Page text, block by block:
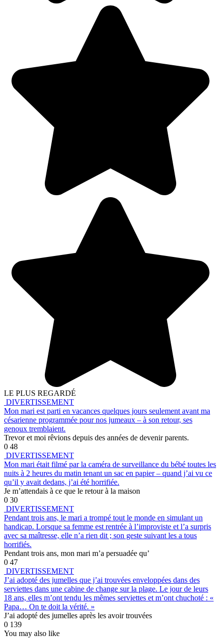
LE PLUS REGARDÉ
DIVERTISSEMENT
Mon mari est parti en vacances quelques jours seulement avant ma
césarienne programmée pour nos jumeaux – à son retour, ses
genoux tremblaient.
Trevor et moi rêvions depuis des années de devenir parents.
0 48
DIVERTISSEMENT
Mon mari était filmé par la caméra de surveillance du bébé toutes les
nuits à 2 heures du matin tenant un sac en papier – quand j’ai vu ce
qu’il y avait dedans, j’ai été horrifiée.
Je m’attendais à ce que le retour à la maison
0 30
DIVERTISSEMENT
Pendant trois ans, le mari a trompé tout le monde en simulant un
handicap. Lorsque sa femme est rentrée à l’improviste et l’a surpris
avec sa maîtresse, elle n’a rien dit ; son geste suivant les a tous
horrifiés.
Pendant trois ans, mon mari m’a persuadée qu’
0 47
DIVERTISSEMENT
J’ai adopté des jumelles que j’ai trouvées enveloppées dans des
serviettes dans une cabine de change sur la plage. Le jour de leurs
18 ans, elles m’ont tendu les mêmes serviettes et m’ont chuchoté : «
Papa… On te doit la vérité. »
J’ai adopté des jumelles après les avoir trouvées
0 139
You may also like